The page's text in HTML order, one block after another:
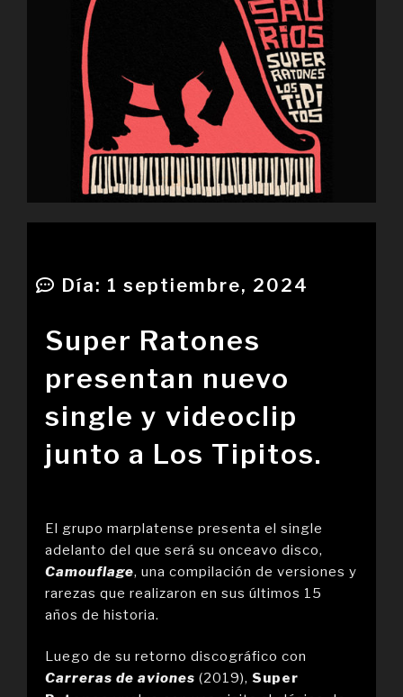
Día: 1 septiembre, 2024
Super Ratones
presentan nuevo
single y videoclip
junto a Los Tipitos.
El grupo marplatense presenta el single
adelanto del que será su onceavo disco,
Camouflage, una compilación de versiones y
rarezas que realizaron en sus últimos 15
años de historia.
Luego de su retorno discográfico con
Carreras de aviones (2019), Super